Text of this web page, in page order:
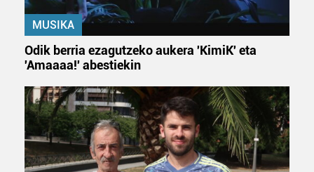
pertsonalizatuak eskaintzeko, iragarkiak eta edukia
neurtzeko, jendeari buruzko informazioa biltzeko eta
erabiltzen dituen hauta dezakezu.
Bazkide batzuek ez dizute baimenik eskatzen, eta beren
interes komertzial legitimoetan babesten dira. Ikusi gure
bazkideen zerrenda, beren ustez zein helburutarako
duten interes legitimoa eta horren aurka nola egin
dezakezun ikusteko.
MUSIKA
Odik berria ezagutzeko aukera 'KimiK' eta
'Amaaaa!' abestiekin